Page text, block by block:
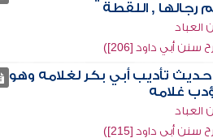
رجالها , اللقطة
أبي داود [206])
تأديب أبي بكر لغلامه وهو
غلامه
أبي داود [215])